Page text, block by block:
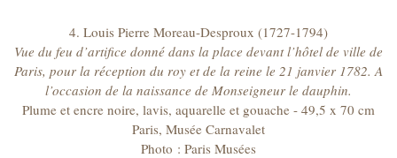
4. Louis Pierre Moreau-Desproux (1727-1794)
Vue du feu d’artifice donné dans la place devant l’hôtel de ville de
Paris, pour la réception du roy et de la reine le 21 janvier 1782. A
l’occasion de la naissance de Monseigneur le dauphin.
Plume et encre noire, lavis, aquarelle et gouache - 49,5 x 70 cm
Paris, Musée Carnavalet
Photo : Paris Musées